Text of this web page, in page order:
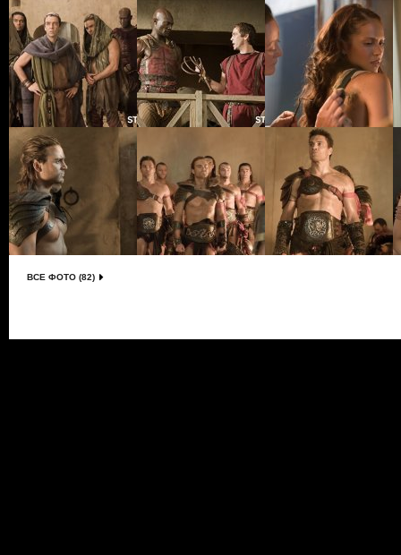
ВСЕ ФОТО (82)